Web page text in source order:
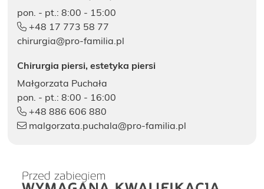
pon. - pt.: 8:00 - 15:00
+48 17 773 58 77
chirurgia@pro-familia.pl
Chirurgia piersi, estetyka piersi
Małgorzata Puchała
pon. - pt.: 8:00 - 16:00
+48 886 606 880
malgorzata.puchala@pro-familia.pl